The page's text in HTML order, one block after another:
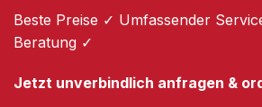
Beste Preise ✓ Umfassender
Beratung ✓
Jetzt unverbindlich anfragen &